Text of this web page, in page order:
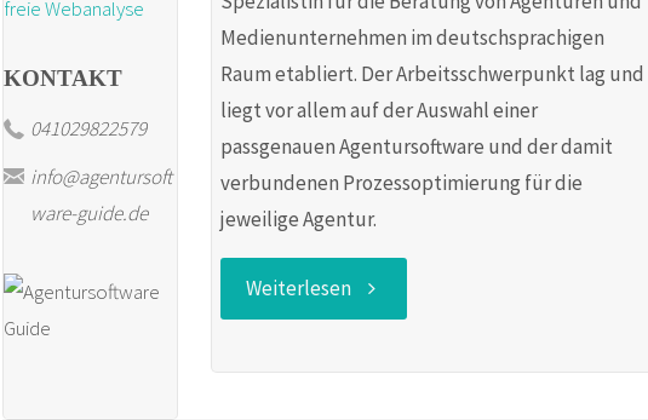
Medienunternehmen im deutschsprachigen
Raum etabliert. Der Arbeitsschwerpunkt lag und
liegt vor allem auf der Auswahl einer
passgenauen Agentursoftware und der damit
verbundenen Prozessoptimierung für die
jeweilige Agentur.
Weiterlesen"20
KONTAKT
041029822579
info@agentursoft
ware-guide.de